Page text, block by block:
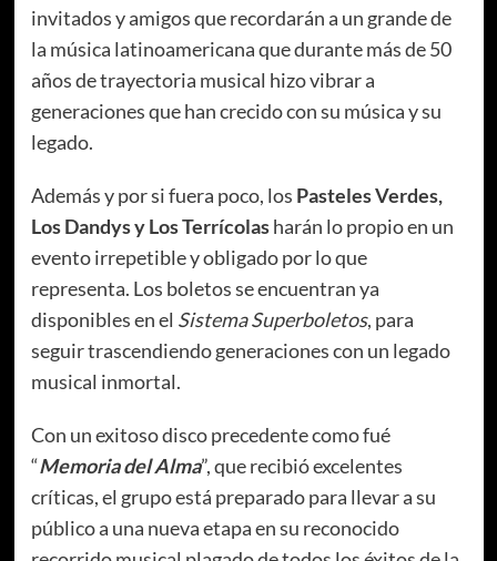
invitados y amigos que recordarán a un grande de
la música latinoamericana que durante más de 50
años de trayectoria musical hizo vibrar a
generaciones que han crecido con su música y su
legado.
Además y por si fuera poco, los Pasteles Verdes,
Los Dandys y Los Terrícolasharán lo propio en un
evento irrepetible y obligado por lo que
representa. Los boletos se encuentran ya
disponibles en el Sistema Superboletos, para
seguir trascendiendo generaciones con un legado
musical inmortal.
Con un exitoso disco precedente como fué
“Memoria del Alma”, que recibió excelentes
críticas, el grupo está preparado para llevar a su
público a una nueva etapa en su reconocido